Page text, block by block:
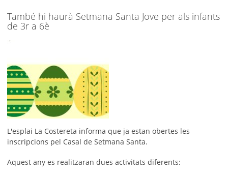
SEU ELECTRÒNICA
També hi haurà Setmana Santa Jove per als infants
de 3r a 6è
L'esplai La Costereta informa que ja estan obertes les
inscripcions pel Casal de Setmana Santa.
Aquest any es realitzaran dues activitats diferents: